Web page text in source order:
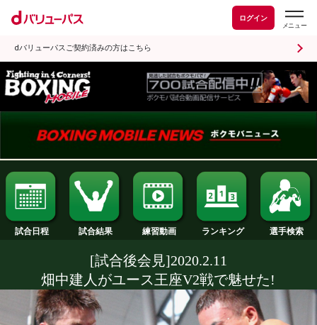
ログイン
dバリューパスご契約済みの方はこちら
試合日程 試合結果 練習動画 ランキング
[試合後会見]2020.2.11